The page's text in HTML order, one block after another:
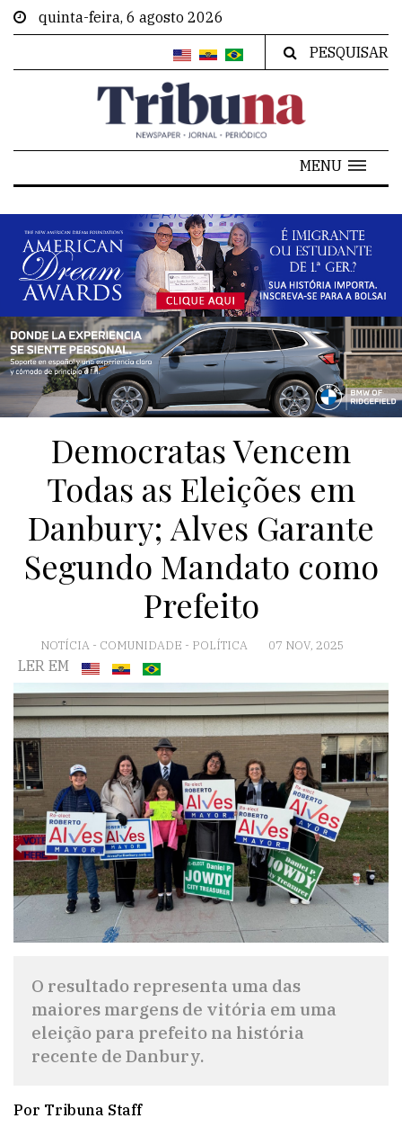
quinta-feira, 6 agosto 2026
PESQUISAR
MENU
Democratas Vencem
Todas as Eleições em
Danbury; Alves Garante
Segundo Mandato como
Prefeito
NOTÍCIA - COMUNIDADE - POLÍTICA 07 NOV, 2025
LER EM
O resultado representa uma das
maiores margens de vitória em uma
eleição para prefeito na história
recente de Danbury.
Por Tribuna Staff